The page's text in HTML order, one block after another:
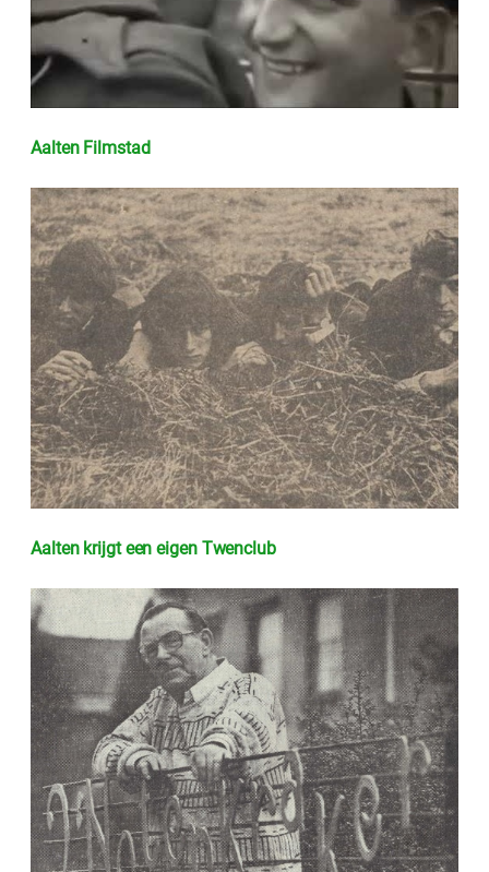
Aalten Filmstad
Aalten krijgt een eigen Twenclub